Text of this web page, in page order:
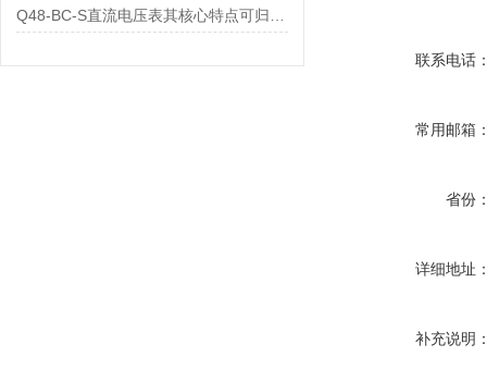
联系电话
常用邮箱
省份
详细地址
补充说明